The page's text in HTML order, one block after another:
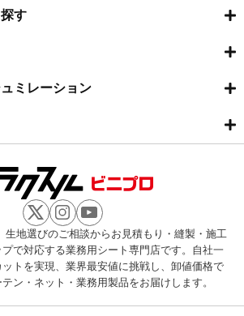
す
ミレーション
生地選びのご相談からお見積もり・縫製・施工
で対応する業務用シート専門店です。自社一
トを実現、業界最安値に挑戦し、卸値価格で
ン・ネット・業務用製品をお届けします。